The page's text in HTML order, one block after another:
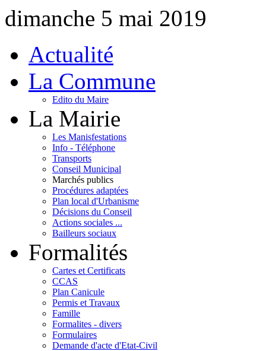
dimanche 5 mai 2019
Actualité
La Commune
Edito du Maire
La Mairie
Les Manisfestations
Info - Téléphone
Transports
Conseil Municipal
Marchés publics
Procédures adaptées
Plan local d'Urbanisme
Décisions du Conseil
Actions sociales ...
Bailleurs sociaux
Formalités
Cartes et Certificats
CCAS
Plan Canicule
Permis et Travaux
Famille
Formalites - divers
Formulaires
Demande d'acte d'Etat-Civil